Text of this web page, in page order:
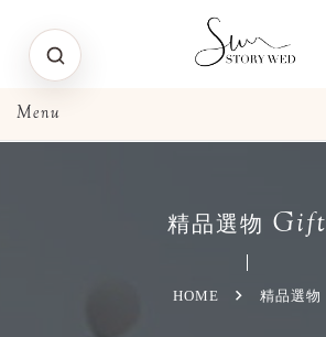
精品選物 Gift
HOME 精品選物